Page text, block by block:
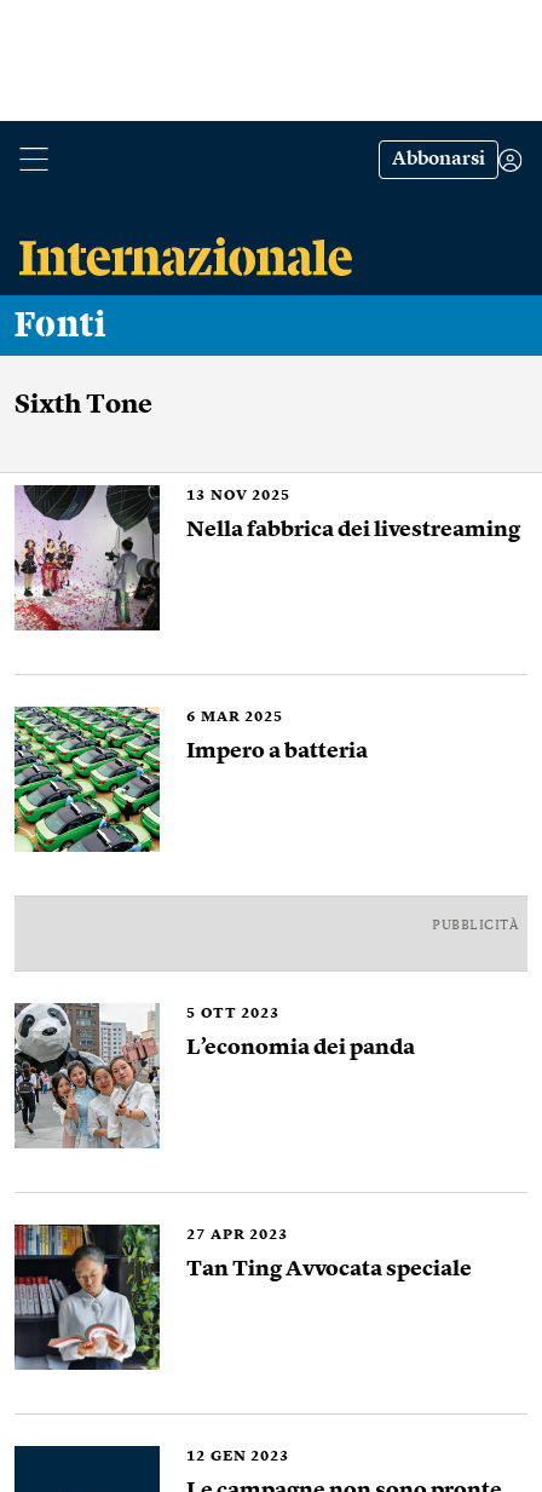
Abbonarsi
Fonti
Sixth Tone
13 NOV 2025
Nella fabbrica dei livestreaming
6 MAR 2025
Impero a batteria
PUBBLICITÀ
5 OTT 2023
L’economia dei panda
27 APR 2023
Tan Ting Avvocata speciale
12 GEN 2023